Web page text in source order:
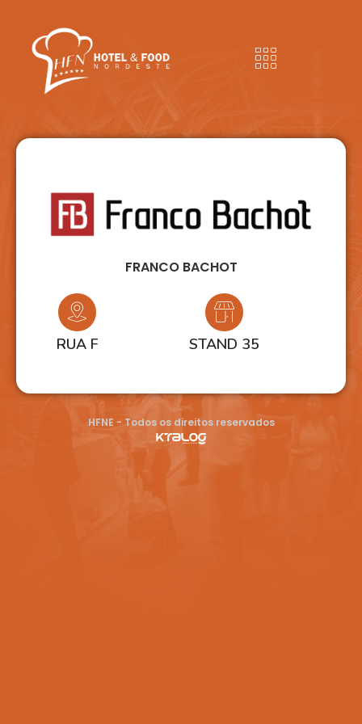
FRANCO BACHOT
RUA F STAND 35
HFNE - Todos os direitos reservados